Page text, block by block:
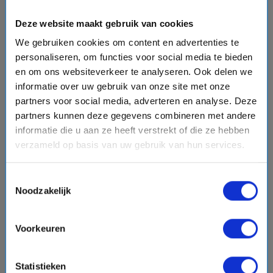
Deze website maakt gebruik van cookies
We gebruiken cookies om content en advertenties te
personaliseren, om functies voor social media te bieden
en om ons websiteverkeer te analyseren. Ook delen we
informatie over uw gebruik van onze site met onze
partners voor social media, adverteren en analyse. Deze
partners kunnen deze gegevens combineren met andere
informatie die u aan ze heeft verstrekt of die ze hebben
verzameld op basis van uw gebruik van hun services.
Noodzakelijk
Voorkeuren
Statistieken
Diadema
starstarstar